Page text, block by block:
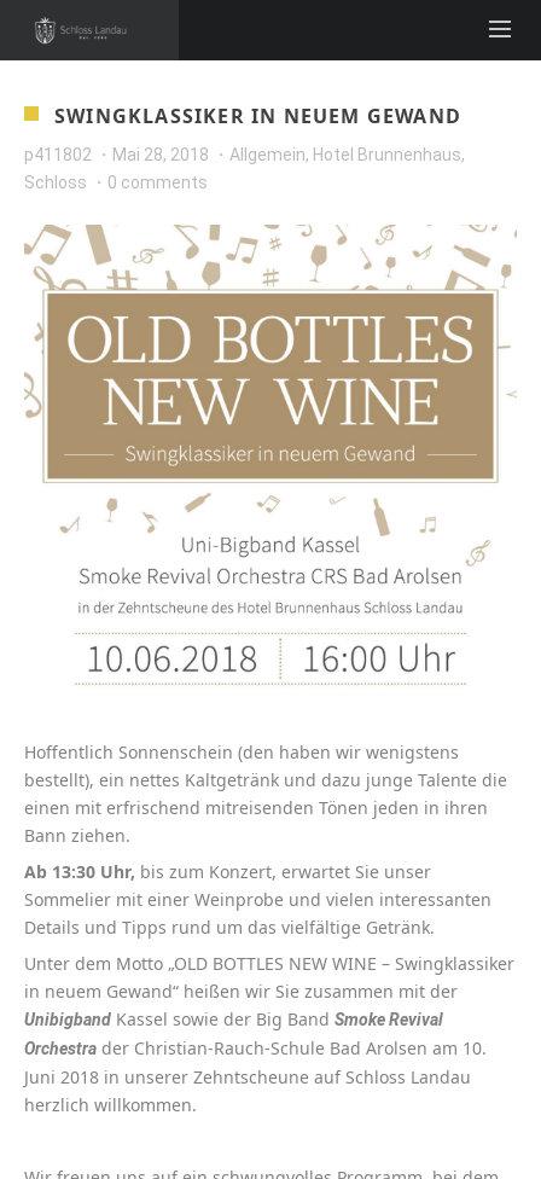
SWINGKLASSIKER IN NEUEM GEWAND
p411802 Mai 28, 2018 Allgemein, Hotel Brunnenhaus,
Schloss
0 comments
Hoffentlich Sonnenschein (den haben wir wenigstens
bestellt), ein nettes Kaltgetränk und dazu junge Talente die
einen mit erfrischend mitreisenden Tönen jeden in ihren
Bann ziehen.
Ab 13:30 Uhr, bis zum Konzert, erwartet Sie unser
Sommelier mit einer Weinprobe und vielen interessanten
Details und Tipps rund um das vielfältige Getränk.
Unter dem Motto „OLD BOTTLES NEW WINE – Swingklassiker
in neuem Gewand“ heißen wir Sie zusammen mit der
Unibigband Kassel sowie der Big Band Smoke Revival
Orchestra der Christian-Rauch-Schule Bad Arolsen am 10.
Juni 2018 in unserer Zehntscheune auf Schloss Landau
herzlich willkommen.